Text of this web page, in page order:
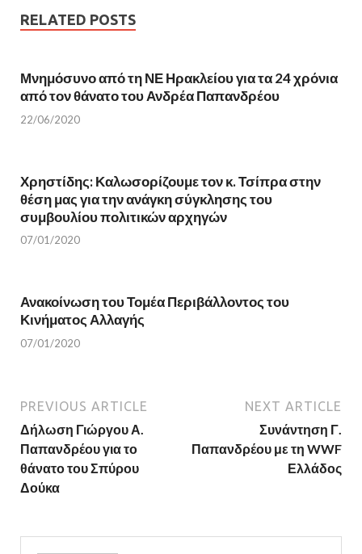
(
O
p
i
n
n
w
w
w
)
O
p
e
n
n
e
w
i
)
RELATED POSTS
Μνημόσυνο από τη ΝΕ Ηρακλείου για τα 24 χρόνια
από τον θάνατο του Ανδρέα Παπανδρέου
22/06/2020
Χρηστίδης: Καλωσορίζουμε τον κ. Τσίπρα στην
θέση μας για την ανάγκη σύγκλησης του
συμβουλίου πολιτικών αρχηγών
07/01/2020
Ανακοίνωση του Τομέα Περιβάλλοντος του
Κινήματος Αλλαγής
07/01/2020
PREVIOUS ARTICLE
Δήλωση Γιώργου Α.
Παπανδρέου για το
θάνατο του Σπύρου
Δούκα
NEXT ARTICLE
Συνάντηση Γ.
Παπανδρέου με τη WWF
Ελλάδος